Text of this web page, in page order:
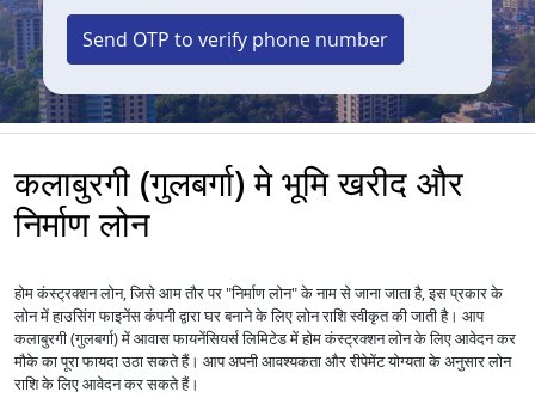
Send OTP to verify phone number
कलाबुरगी (गुलबर्गा) मे भूमि खरीद और
निर्माण लोन
होम कंस्ट्रक्शन लोन, जिसे आम तौर पर "निर्माण लोन" के नाम से जाना जाता है, इस प्रकार के
लोन में हाउसिंग फाइनेंस कंपनी द्वारा घर बनाने के लिए लोन राशि स्वीकृत की जाती है। आप
कलाबुरगी (गुलबर्गा) में आवास फायनेंसियर्स लिमिटेड में होम कंस्ट्रक्शन लोन के लिए आवेदन कर
मौके का पूरा फायदा उठा सकते हैं। आप अपनी आवश्यकता और रीपेमेंट योग्यता के अनुसार लोन
राशि के लिए आवेदन कर सकते हैं।